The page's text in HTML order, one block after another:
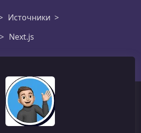
Источники
Next.js